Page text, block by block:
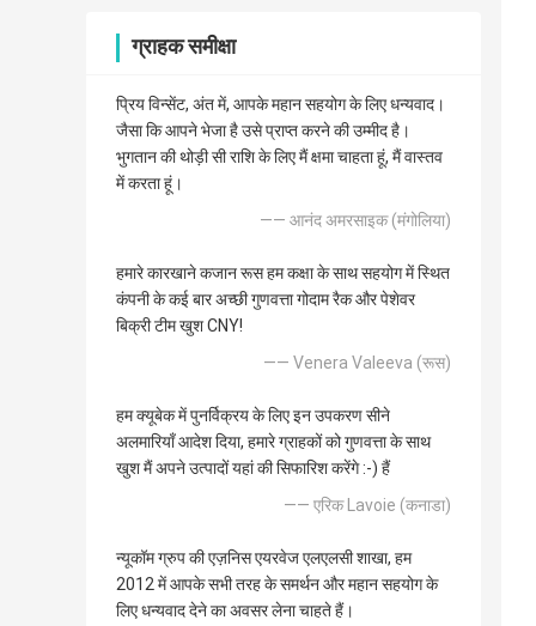
ग्राहक समीक्षा
प्रिय विन्सेंट, अंत में, आपके महान सहयोग के लिए धन्यवाद।
जैसा कि आपने भेजा है उसे प्राप्त करने की उम्मीद है।
भुगतान की थोड़ी सी राशि के लिए मैं क्षमा चाहता हूं, मैं वास्तव
में करता हूं।
—— आनंद अमरसाइक (मंगोलिया)
हमारे कारखाने कजान रूस हम कक्षा के साथ सहयोग में स्थित
कंपनी के कई बार अच्छी गुणवत्ता गोदाम रैक और पेशेवर
बिक्री टीम खुश CNY!
—— Venera Valeeva (रूस)
हम क्यूबेक में पुनर्विक्रय के लिए इन उपकरण सीने
अलमारियाँ आदेश दिया, हमारे ग्राहकों को गुणवत्ता के साथ
खुश मैं अपने उत्पादों यहां की सिफारिश करेंगे :-) हैं
—— एरिक Lavoie (कनाडा)
न्यूकॉम ग्रुप की एज़निस एयरवेज एलएलसी शाखा, हम
2012 में आपके सभी तरह के समर्थन और महान सहयोग के
लिए धन्यवाद देने का अवसर लेना चाहते हैं।